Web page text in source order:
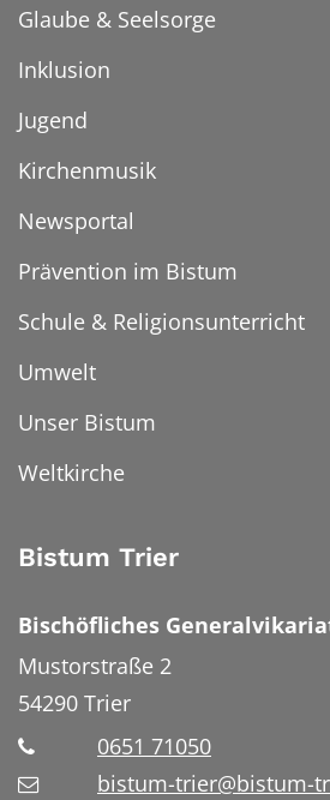
Glaube & Seelsorge
Inklusion
Jugend
Kirchenmusik
Newsportal
Prävention im Bistum
Schule & Religionsunterricht
Umwelt
Unser Bistum
Weltkirche
Bistum Trier
Bischöfliches
Mustorstraße 2
54290 Trier
0651 71050
bistum-trier@bistum-